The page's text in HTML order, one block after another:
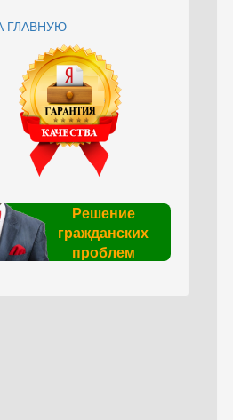
ГЛАВНУЮ
Решение
гражданских
проблем